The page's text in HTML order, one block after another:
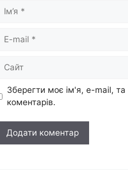
Ім’я
Сайт
Зберегти моє ім'я, e-mail,
коментарів.